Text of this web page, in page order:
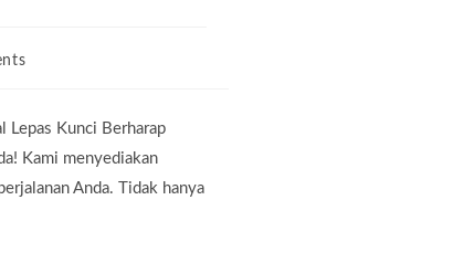
Lepas Kunci Berharap
Kami menyediakan
Anda. Tidak hanya